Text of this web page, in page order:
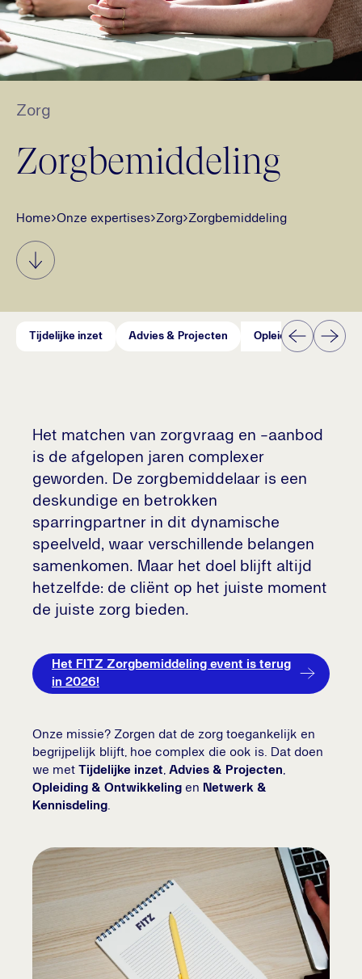
Zorg
Zorgbemiddeling
Home›Onze expertises›Zorg›Zorgbemiddeling
Tijdelijke inzet Advies & Projecten Opleiding &
Het matchen van zorgvraag en -aanbod
is de afgelopen jaren complexer
geworden. De zorgbemiddelaar is een
deskundige en betrokken
sparringpartner in dit dynamische
speelveld, waar verschillende belangen
samenkomen. Maar het doel blijft altijd
hetzelfde: de cliënt op het juiste moment
de juiste zorg bieden.
Het FITZ Zorgbemiddeling event is terug
in 2026!
Onze missie? Zorgen dat de zorg toegankelijk en
begrijpelijk blijft, hoe complex die ook is. Dat doen
we met Tijdelijke inzet, Advies & Projecten,
Opleiding & Ontwikkeling en Netwerk &
Kennisdeling.